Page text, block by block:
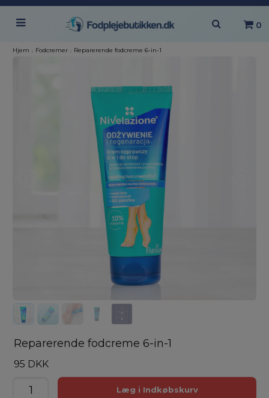
0
Hjem › Fodcremer › Reparerende fodcreme 6-in-1
Reparerende fodcreme 6-in-1
95 DKK